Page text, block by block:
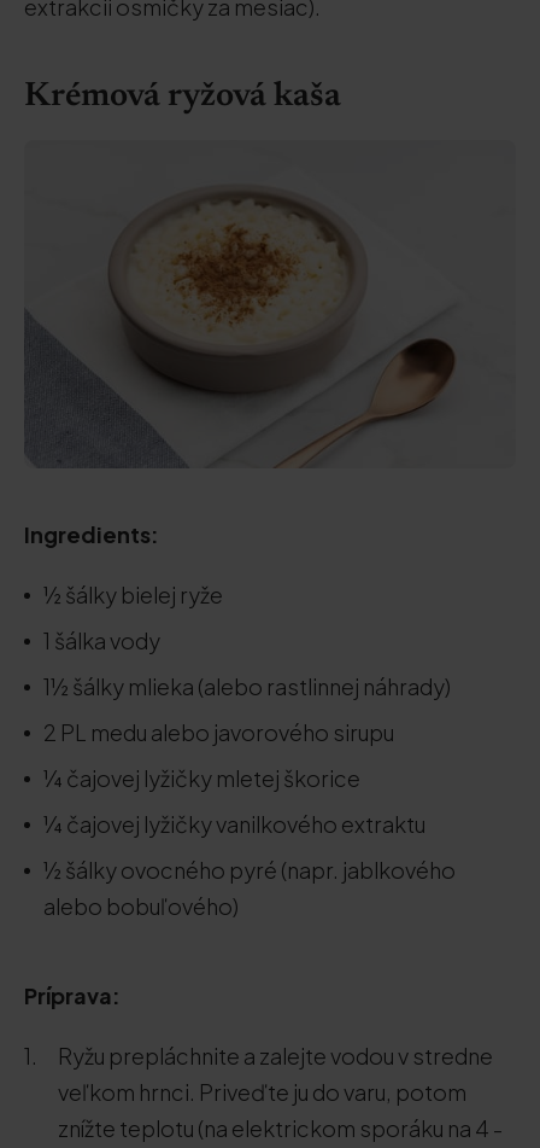
extrakcii osmičky za mesiac).
Krémová ryžová kaša
Ingredients:
½ šálky bielej ryže
1 šálka vody
1½ šálky mlieka (alebo rastlinnej náhrady)
2 PL medu alebo javorového sirupu
¼ čajovej lyžičky mletej škorice
¼ čajovej lyžičky vanilkového extraktu
½ šálky ovocného pyré (napr. jablkového
alebo bobuľového)
Príprava:
Ryžu prepláchnite a zalejte vodou v stredne
veľkom hrnci. Priveďte ju do varu, potom
znížte teplotu (na elektrickom sporáku na 4 -